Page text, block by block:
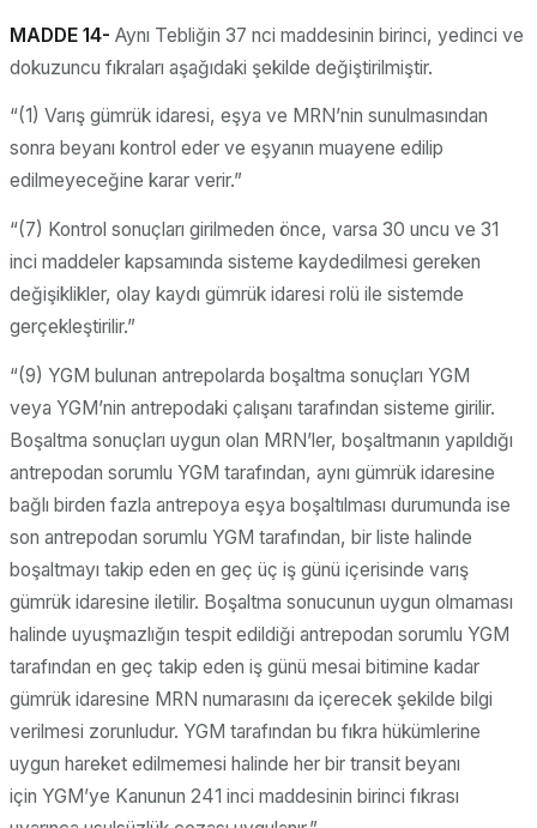
MADDE 14- Aynı Tebliğin 37 nci maddesinin birinci, yedinci ve
dokuzuncu fıkraları aşağıdaki şekilde değiştirilmiştir.
“(1) Varış gümrük idaresi, eşya ve MRN’nin sunulmasından
sonra beyanı kontrol eder ve eşyanın muayene edilip
edilmeyeceğine karar verir.”
“(7) Kontrol sonuçları girilmeden önce, varsa 30 uncu ve 31
inci maddeler kapsamında sisteme kaydedilmesi gereken
değişiklikler, olay kaydı gümrük idaresi rolü ile sistemde
gerçekleştirilir.”
“(9) YGM bulunan antrepolarda boşaltma sonuçları YGM
veya YGM’nin antrepodaki çalışanı tarafından sisteme girilir.
Boşaltma sonuçları uygun olan MRN’ler, boşaltmanın yapıldığı
antrepodan sorumlu YGM tarafından, aynı gümrük idaresine
bağlı birden fazla antrepoya eşya boşaltılması durumunda ise
son antrepodan sorumlu YGM tarafından, bir liste halinde
boşaltmayı takip eden en geç üç iş günü içerisinde varış
gümrük idaresine iletilir. Boşaltma sonucunun uygun olmaması
halinde uyuşmazlığın tespit edildiği antrepodan sorumlu YGM
tarafından en geç takip eden iş günü mesai bitimine kadar
gümrük idaresine MRN numarasını da içerecek şekilde bilgi
verilmesi zorunludur. YGM tarafından bu fıkra hükümlerine
uygun hareket edilmemesi halinde her bir transit beyanı
için YGM’ye Kanunun 241 inci maddesinin birinci fıkrası